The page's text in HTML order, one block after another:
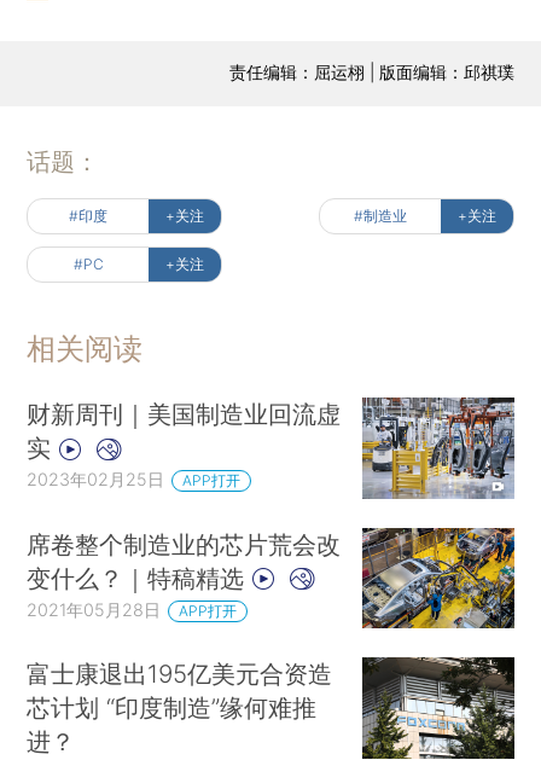
责任编辑：屈运栩 | 版面编辑：邱祺璞
话题：
#印度 +关注 #制造业 +关注
#PC +关注
相关阅读
财新周刊｜美国制造业回流虚
实
2023年02月25日 APP打开
席卷整个制造业的芯片荒会改
变什么？｜特稿精选
2021年05月28日 APP打开
富士康退出195亿美元合资造
芯计划 “印度制造”缘何难推
进？